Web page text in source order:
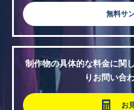
無料サ
制作物の具体的な料金に関
りお問い合
お